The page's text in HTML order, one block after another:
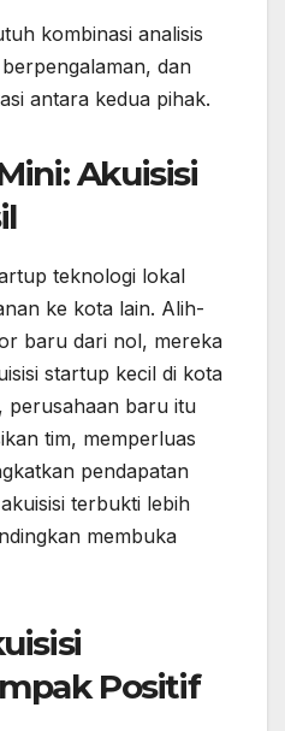
kombinasi analisis
dan
antara kedua pihak.
Akuisisi
teknologi lokal
ke kota lain. Alih-
baru dari nol, mereka
startup kecil di kota
perusahaan baru itu
tim, memperluas
pendapatan
terbukti lebih
membuka
Positif